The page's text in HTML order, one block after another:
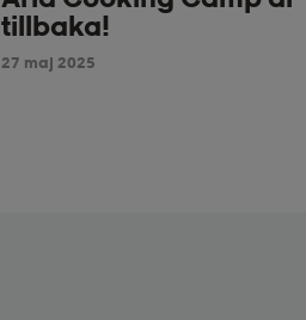
tillbaka!
27 maj 2025